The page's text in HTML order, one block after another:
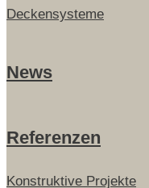
Deckensysteme
News
Referenzen
Konstruktive Projekte